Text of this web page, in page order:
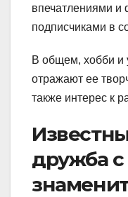
впечатлениями и
подписчиками в
В общем, хобби и
отражают ее
также интерес к
дружба с